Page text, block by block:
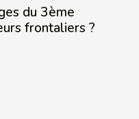
du 3ème
frontaliers ?